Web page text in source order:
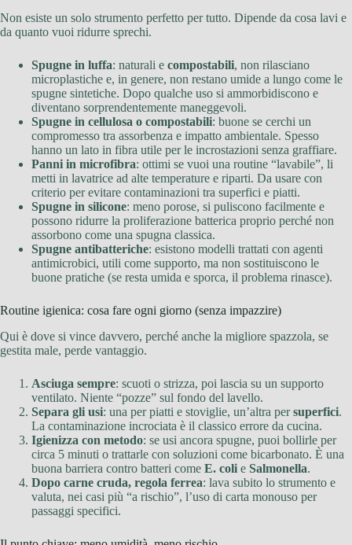
Non esiste un solo strumento perfetto per tutto. Dipende da cosa lavi e
da quanto vuoi ridurre sprechi.
Spugne in luffa: naturali e compostabili, non rilasciano
microplastiche e, in genere, non restano umide a lungo come le
spugne sintetiche. Dopo qualche uso si ammorbidiscono e
diventano sorprendentemente maneggevoli.
Spugne in cellulosa o compostabili: buone se cerchi un
compromesso tra assorbenza e impatto ambientale. Spesso
hanno un lato in fibra utile per le incrostazioni senza graffiare.
Panni in microfibra: ottimi se vuoi una routine “lavabile”, li
metti in lavatrice ad alte temperature e riparti. Da usare con
criterio per evitare contaminazioni tra superfici e piatti.
Spugne in silicone: meno porose, si puliscono facilmente e
possono ridurre la proliferazione batterica proprio perché non
assorbono come una spugna classica.
Spugne antibatteriche: esistono modelli trattati con agenti
antimicrobici, utili come supporto, ma non sostituiscono le
buone pratiche (se resta umida e sporca, il problema rinasce).
Routine igienica: cosa fare ogni giorno (senza impazzire)
Qui è dove si vince davvero, perché anche la migliore spazzola, se
gestita male, perde vantaggio.
Asciuga sempre: scuoti o strizza, poi lascia su un supporto
ventilato. Niente “pozze” sul fondo del lavello.
Separa gli usi: una per piatti e stoviglie, un’altra persuperfici.
La contaminazione incrociata è il classico errore da cucina.
Igienizza con metodo: se usi ancora spugne, puoi bollirle per
circa 5 minuti o trattarle con soluzioni come bicarbonato. È una
buona barriera contro batteri come E. coli e Salmonella.
Dopo carne cruda, regola ferrea: lava subito lo strumento e
valuta, nei casi più “a rischio”, l’uso di carta monouso per
passaggi specifici.